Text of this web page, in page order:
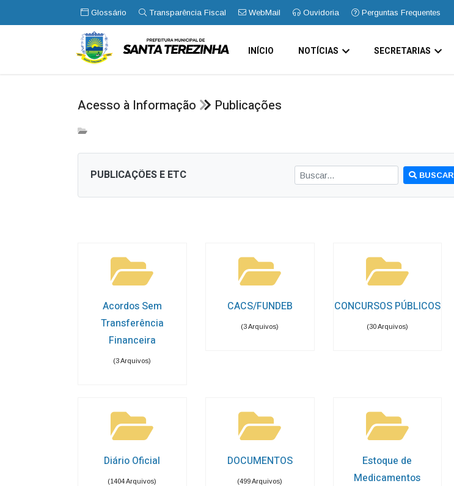
Glossário Transparência Fiscal WebMail Ouvidoria Perguntas Frequentes
INÍCIO NOTÍCIAS SECRETARIAS
Acesso à Informação Publicações
PUBLICAÇÕES E ETC BUSCAR
Acordos Sem
Transferência
Financeira
(3 Arquivos)
CACS/FUNDEB
(3 Arquivos)
CONCURSOS PÚBLICOS
(30 Arquivos)
Diário Oficial
(1404 Arquivos)
DOCUMENTOS
(499 Arquivos)
Estoque de
Medicamentos